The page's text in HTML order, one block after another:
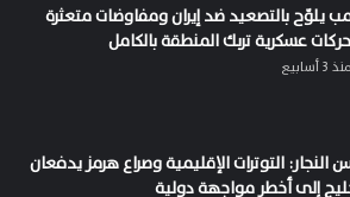
يلوّح بالتصعيد ضد إيران ومفاوضات متعثرة
عسكرية تربك المنطقة بالكامل
منذ 3 أسابيع
النجار: التوترات الإقليمية وصراع هرمز يدفعان
إلى أخطر مواجهة دولية